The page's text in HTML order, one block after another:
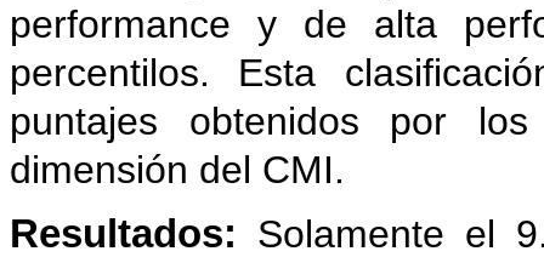
performance y de alta
percentilos. Esta
puntajes obtenidos por
dimensión del CMI.
Resultados: Solamente el